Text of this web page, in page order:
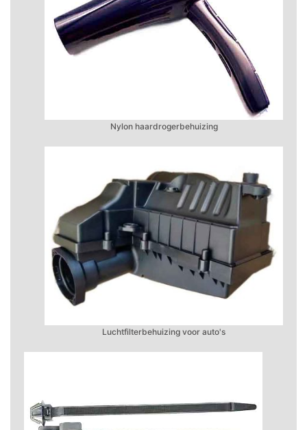
Nylon haardrogerbehuizing
Luchtfilterbehuizing voor auto's